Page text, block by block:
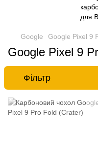
Google Google Pixel 9
Google Pixel 9
Фільтр